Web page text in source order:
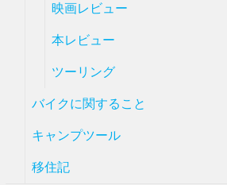
映画レビュー
本レビュー
ツーリング
バイクに関すること
キャンプツール
移住記